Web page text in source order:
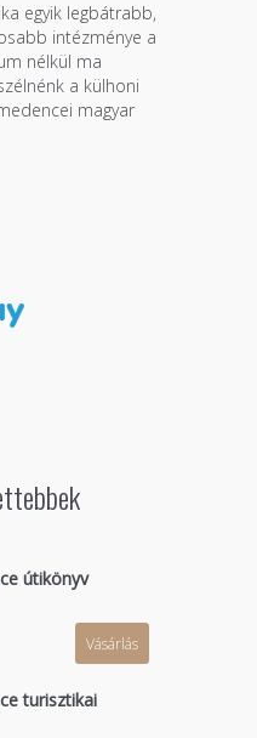
egyik legbátrabb,
intézménye a
nélkül ma
a külhoni
magyar
útikönyv
Vásárlás
turisztikai